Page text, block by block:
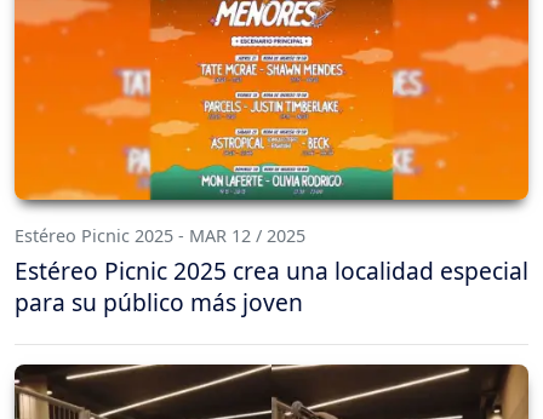
Estéreo Picnic 2025 - MAR 12 / 2025
Estéreo Picnic 2025 crea una localidad especial
para su público más joven